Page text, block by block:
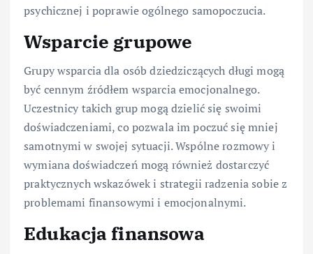
psychicznej i poprawie ogólnego samopoczucia.
Wsparcie grupowe
Grupy wsparcia dla osób dziedziczących długi mogą
być cennym źródłem wsparcia emocjonalnego.
Uczestnicy takich grup mogą dzielić się swoimi
doświadczeniami, co pozwala im poczuć się mniej
samotnymi w swojej sytuacji. Wspólne rozmowy i
wymiana doświadczeń mogą również dostarczyć
praktycznych wskazówek i strategii radzenia sobie z
problemami finansowymi i emocjonalnymi.
Edukacja finansowa